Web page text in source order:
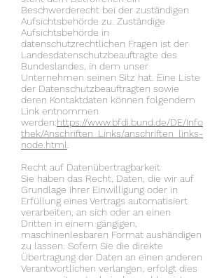
Beschwerderecht bei der zuständigen
Aufsichtsbehörde zu. Zuständige
Aufsichtsbehörde in
datenschutzrechtlichen Fragen ist der
Landesdatenschutzbeauftragte des
Bundeslandes, in dem unser
Unternehmen seinen Sitz hat. Eine Liste
der Datenschutzbeauftragten sowie
deren Kontaktdaten können folgendem
Link entnommen
werden:https://www.bfdi.bund.de/DE/Info
thek/Anschriften_Links/anschriften_links-
node.html
Recht auf Datenübertragbarkeit
Sie haben das Recht, Daten, die wir auf
Grundlage Ihrer Einwilligung oder in
Erfüllung eines Vertrags automatisiert
verarbeiten, an sich oder an einen
Dritten in einem gängigen,
maschinenlesbaren Format aushändigen
zu lassen. Sofern Sie die direkte
Übertragung der Daten an einen anderen
Verantwortlichen verlangen, erfolgt dies